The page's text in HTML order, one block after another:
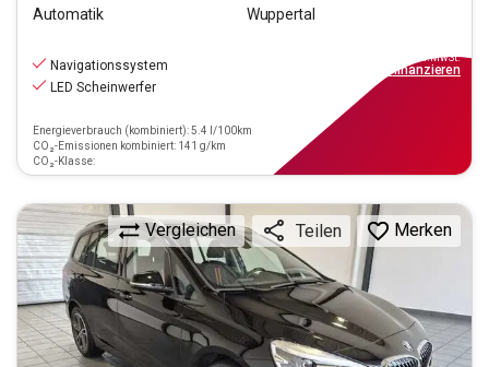
Automatik
Wuppertal
Navigationssystem
LED Scheinwerfer
Energieverbrauch (kombiniert): 5.4 l/100km
CO₂-Emissionen kombiniert: 141 g/km
CO₂-Klasse:
inkl.MwSt.
finanzieren
Vergleichen Teilen Merken